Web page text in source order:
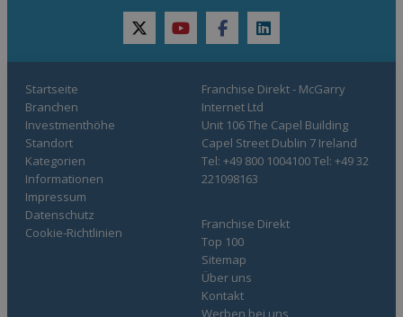
twitteryoutubefacebooklinkedin
Startseite
Branchen
Investmenthöhe
Standort
Kategorien
Informationen
Franchise Direkt
Top 100
Sitemap
Über uns
Kontakt
Werben bei uns
Impressum
Datenschutz
Cookie-Richtlinien
Franchise Direkt - McGarry
Internet Ltd
Unit 106 The Capel Building
Capel Street Dublin 7 Ireland
Tel: +49 800 1004100 Tel: +49 32
221098163